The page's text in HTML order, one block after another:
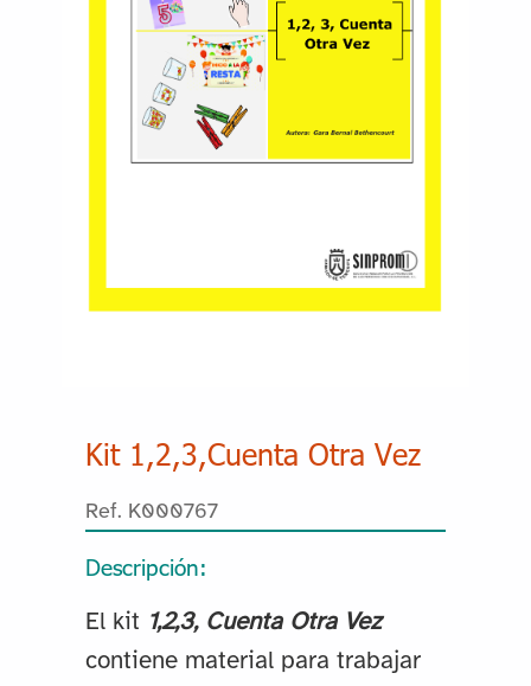
Kit 1,2,3,Cuenta Otra Vez
Ref. K000767
Descripción:
El kit 1,2,3, Cuenta Otra Vez
contiene material para trabajar